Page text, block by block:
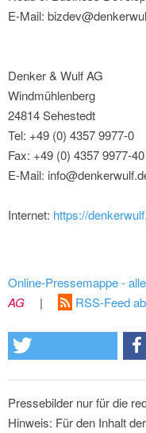
E-Mail:
Denker & Wulf AG
Windmühlenberg
24814 Sehestedt
Tel: +49 (0) 4357 9977-0
Fax: +49 (0) 4357 9977-40
E-Mail:
Internet: https://
Online-Pressemappe -
AG
| RSS-Feed
Pressebilder nur für die
Hinweis: Für den Inhalt